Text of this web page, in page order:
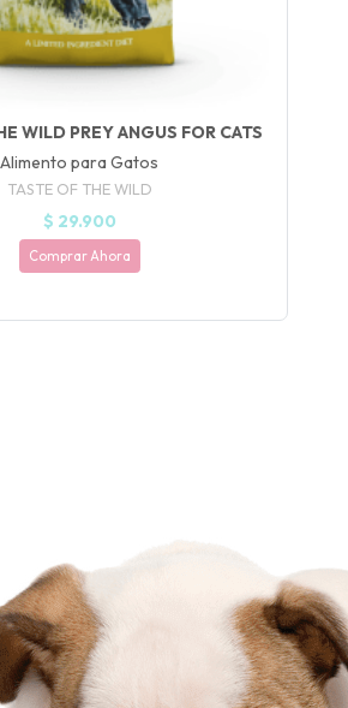
WILD PREY ANGUS FOR CATS
Alimento para Gatos
TASTE OF THE WILD
$ 29.900
Comprar Ahora